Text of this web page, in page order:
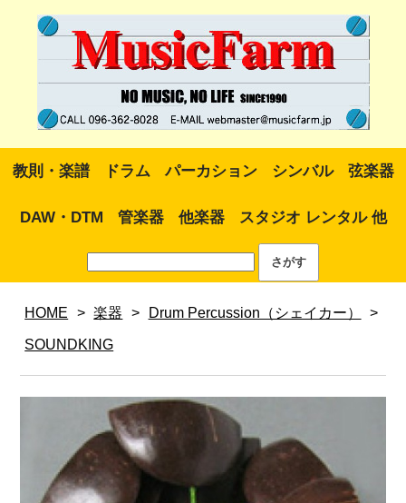
教則・楽譜 ドラム パーカション シンバル 弦楽器
DAW・DTM 管楽器 他楽器 スタジオ レンタル 他
HOME > 楽器 > Drum Percussion（シェイカー） >
SOUNDKING